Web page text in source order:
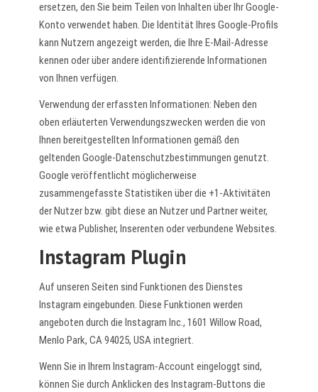
ersetzen, den Sie beim Teilen von Inhalten über Ihr Google-
Konto verwendet haben. Die Identität Ihres Google-Profils
kann Nutzern angezeigt werden, die Ihre E-Mail-Adresse
kennen oder über andere identifizierende Informationen
von Ihnen verfügen.
Verwendung der erfassten Informationen: Neben den
oben erläuterten Verwendungszwecken werden die von
Ihnen bereitgestellten Informationen gemäß den
geltenden Google-Datenschutzbestimmungen genutzt.
Google veröffentlicht möglicherweise
zusammengefasste Statistiken über die +1-Aktivitäten
der Nutzer bzw. gibt diese an Nutzer und Partner weiter,
wie etwa Publisher, Inserenten oder verbundene Websites.
Instagram Plugin
Auf unseren Seiten sind Funktionen des Dienstes
Instagram eingebunden. Diese Funktionen werden
angeboten durch die Instagram Inc., 1601 Willow Road,
Menlo Park, CA 94025, USA integriert.
Wenn Sie in Ihrem Instagram-Account eingeloggt sind,
können Sie durch Anklicken des Instagram-Buttons die